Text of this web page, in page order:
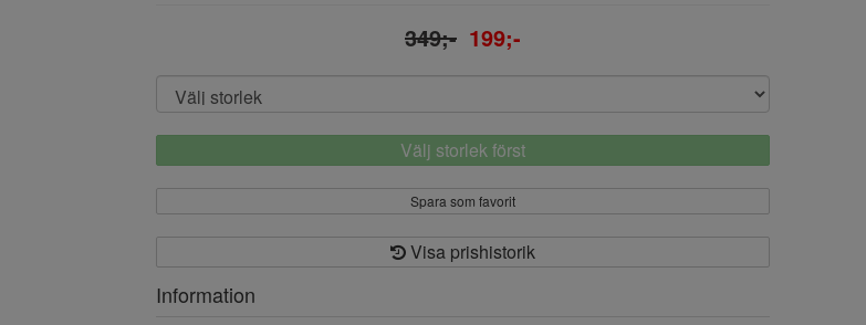
349;- 199;-
Välj storlek först
Spara som favorit
Visa prishistorik
Information